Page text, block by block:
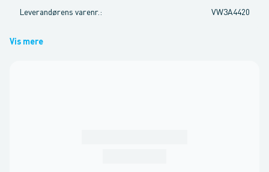
Leverandørens varenr. : VW3A4420
Vis mere